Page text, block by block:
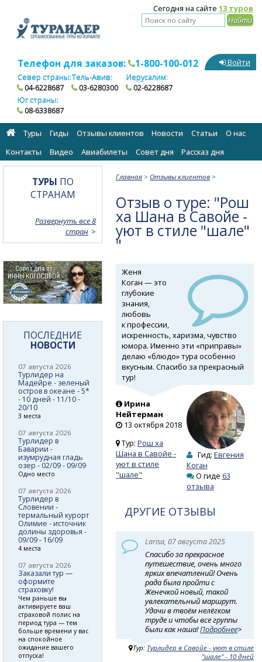
Сегодня на сайте 13 туров
Телефон для заказов: 1-800-100-012
Север страны:
04-6228687
Тель-Авив:
03-6280300
Иерусалим:
02-6228687
Юг страны:
08-6338687
Войти
Туры Гиды Отзывы клиентов Новости Статьи
О нас
Контакты
Видео Авиабилеты Cовет дня Рассказ дня
Главная > Отзывы клиентов >
Отзыв о туре: "Рош
ха Шана в Савойе -
уют в стиле "шале"
"
Женя
Коган — это
глубокие
знания,
любовь
к профессии,
искренность, харизма, чувство
юмора. Именно эти «приправы»
делаю «блюдо» тура особенно
вкусным. Спасибо за прекрасный
тур!
Ирина
Нейтерман
13 октября 2018
Тур:Рош ха
Шана в Савойе -
уют в стиле
"шале"
Гид: Евгения
Коган
О гиде 63
отзыва
ДРУГИЕ ОТЗЫВЫ
Larisa, 07 августа 2025
Спасибо за прекрасное
путешествие, очень много
ярких впечатлений! Очень
рада была пройти с
Женечкой новый, такой
увлекательный маршрут.
Удачи в твоём нелёгком
труде и чтобы все группы
были как наша!Подробнее>
Тур: Турлидер в Савойе - уют в стиле
"шале" - 10 дней
ТУРЫ ПО
СТРАНАМ
Развернуть все 8
стран
ПОСЛЕДНИЕ
НОВОСТИ
07 августа 2026
Турлидер на
Мадейре - зеленый
остров в океане - 5*
- 10 дней - 11/10 -
20/10
3 места
07 августа 2026
Турлидер в
Баварии -
изумрудная гладь
озер - 02/09 - 09/09
Одно место
07 августа 2026
Турлидер в
Словении -
термальный курорт
Олимие - источник
долины здоровья -
09/09 - 16/09
4 места
07 августа 2026
Заказали тур —
оформите
страховку!
Чем раньше вы
активируете ваш
страховой полис на
период тура — тем
больше времени у вас
на спокойное
ожидание вашего
отпуска!